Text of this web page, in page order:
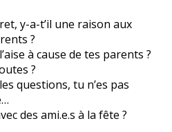
y-a-t’il une raison aux
?
à cause de tes parents ?
?
questions, tu n’es pas
des ami.e.s à la fête ?